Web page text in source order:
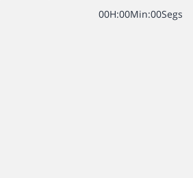
00H:00Min:00Segs